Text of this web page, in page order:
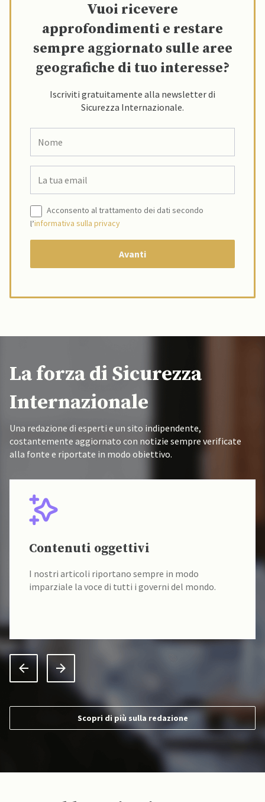
Vuoi ricevere
approfondimenti e restare
sempre aggiornato sulle aree
geografiche di tuo interesse?
Iscriviti gratuitamente alla newsletter di
Sicurezza Internazionale.
Acconsento al trattamento dei dati secondo
l’informativa sulla privacy
La forza di Sicurezza
Internazionale
Una redazione di esperti e un sito indipendente,
costantemente aggiornato con notizie sempre verificate
alla fonte e riportate in modo obiettivo.
Contenuti oggettivi
I nostri articoli riportano sempre in modo
imparziale la voce di tutti i governi del mondo.
Scopri di più sulla redazione